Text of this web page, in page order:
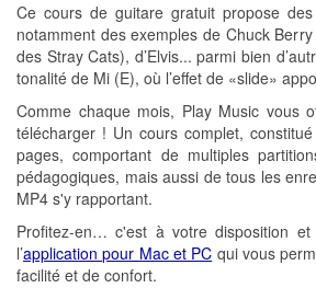
Ce cours de guitare gratuit propose
notamment des exemples de Chuck
des Stray Cats), d’Elvis... parmi bien
tonalité de Mi (E), où l’effet de «slide»
Comme chaque mois, Play Music vous
télécharger ! Un cours complet,
pages, comportant de multiples
pédagogiques, mais aussi de tous les
MP4 s'y rapportant.
Profitez-en… c'est à votre disposition
l’application pour Mac et PC qui vous
facilité et de confort.